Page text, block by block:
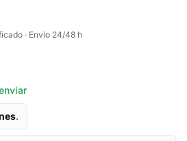
· Envío 24/48 h
.